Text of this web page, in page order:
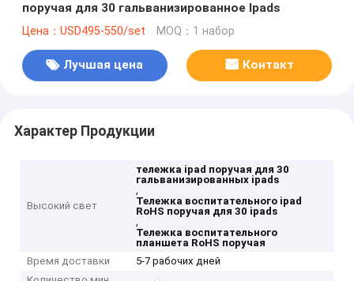
поручая для 30 гальванизированное Ipads
Цена：USD495-550/set MOQ：1 набор
Лучшая цена Контакт
Характер Продукции
Высокий свет
тележка ipad поручая для 30
гальванизированных ipads
,
Тележка воспитательного ipad
RoHS поручая для 30 ipads
,
Тележка воспитательного
планшета RoHS поручая
Время доставки
5-7 рабочих дней